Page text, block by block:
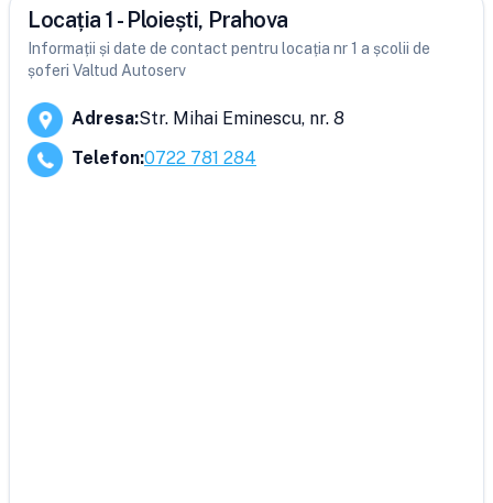
Locația 1 - Ploiești, Prahova
Informații și date de contact pentru locația nr 1 a școlii de
șoferi Valtud Autoserv
Adresa:Str. Mihai Eminescu, nr. 8
Telefon:0722 781 284